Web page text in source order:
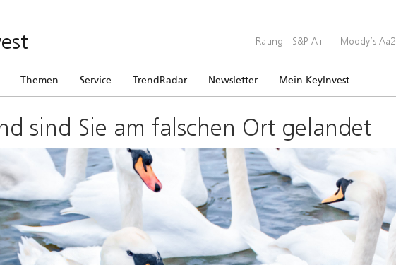
Rating: S&P A+ | Moody’s Aa2
Themen Service TrendRadar Newsletter Mein KeyInvest
sind Sie am falschen Ort gelandet